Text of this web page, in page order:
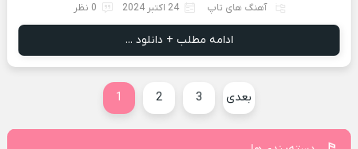
آهنگ های تاپ 24 اکتبر 2024 0 نظر
ادامه مطلب + دانلود ...
1 2 3 بعدی